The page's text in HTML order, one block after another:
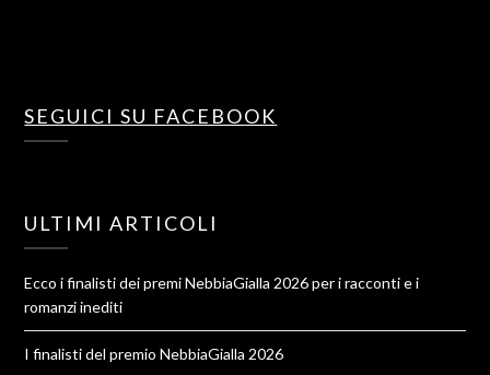
SEGUICI SU FACEBOOK
ULTIMI ARTICOLI
Ecco i finalisti dei premi NebbiaGialla 2026 per i racconti e i
romanzi inediti
I finalisti del premio NebbiaGialla 2026